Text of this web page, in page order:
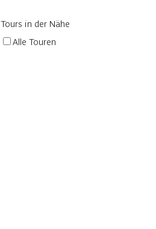
Tours in der Nähe
Alle Touren